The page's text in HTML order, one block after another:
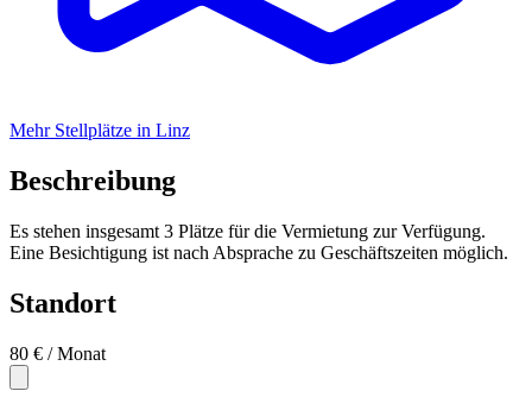
Mehr Stellplätze in Linz
Beschreibung
Es stehen insgesamt 3 Plätze für die Vermietung zur Verfügung.
Eine Besichtigung ist nach Absprache zu Geschäftszeiten möglich.
Standort
80 € / Monat